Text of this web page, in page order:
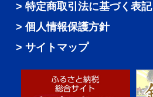
特定商取引法に基づく表記
個人情報保護方針
サイトマップ